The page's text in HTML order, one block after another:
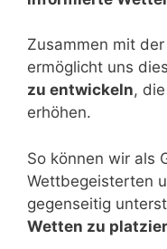
Zusammen mit
ermöglicht uns
zu entwickeln,
erhöhen.
So können wir als
Wettbegeisterten
gegenseitig
Wetten zu